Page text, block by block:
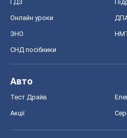
ГДЗ
Онлайн уроки
ЗНО
СНД посібники
Авто
Тест Драйв
Акції